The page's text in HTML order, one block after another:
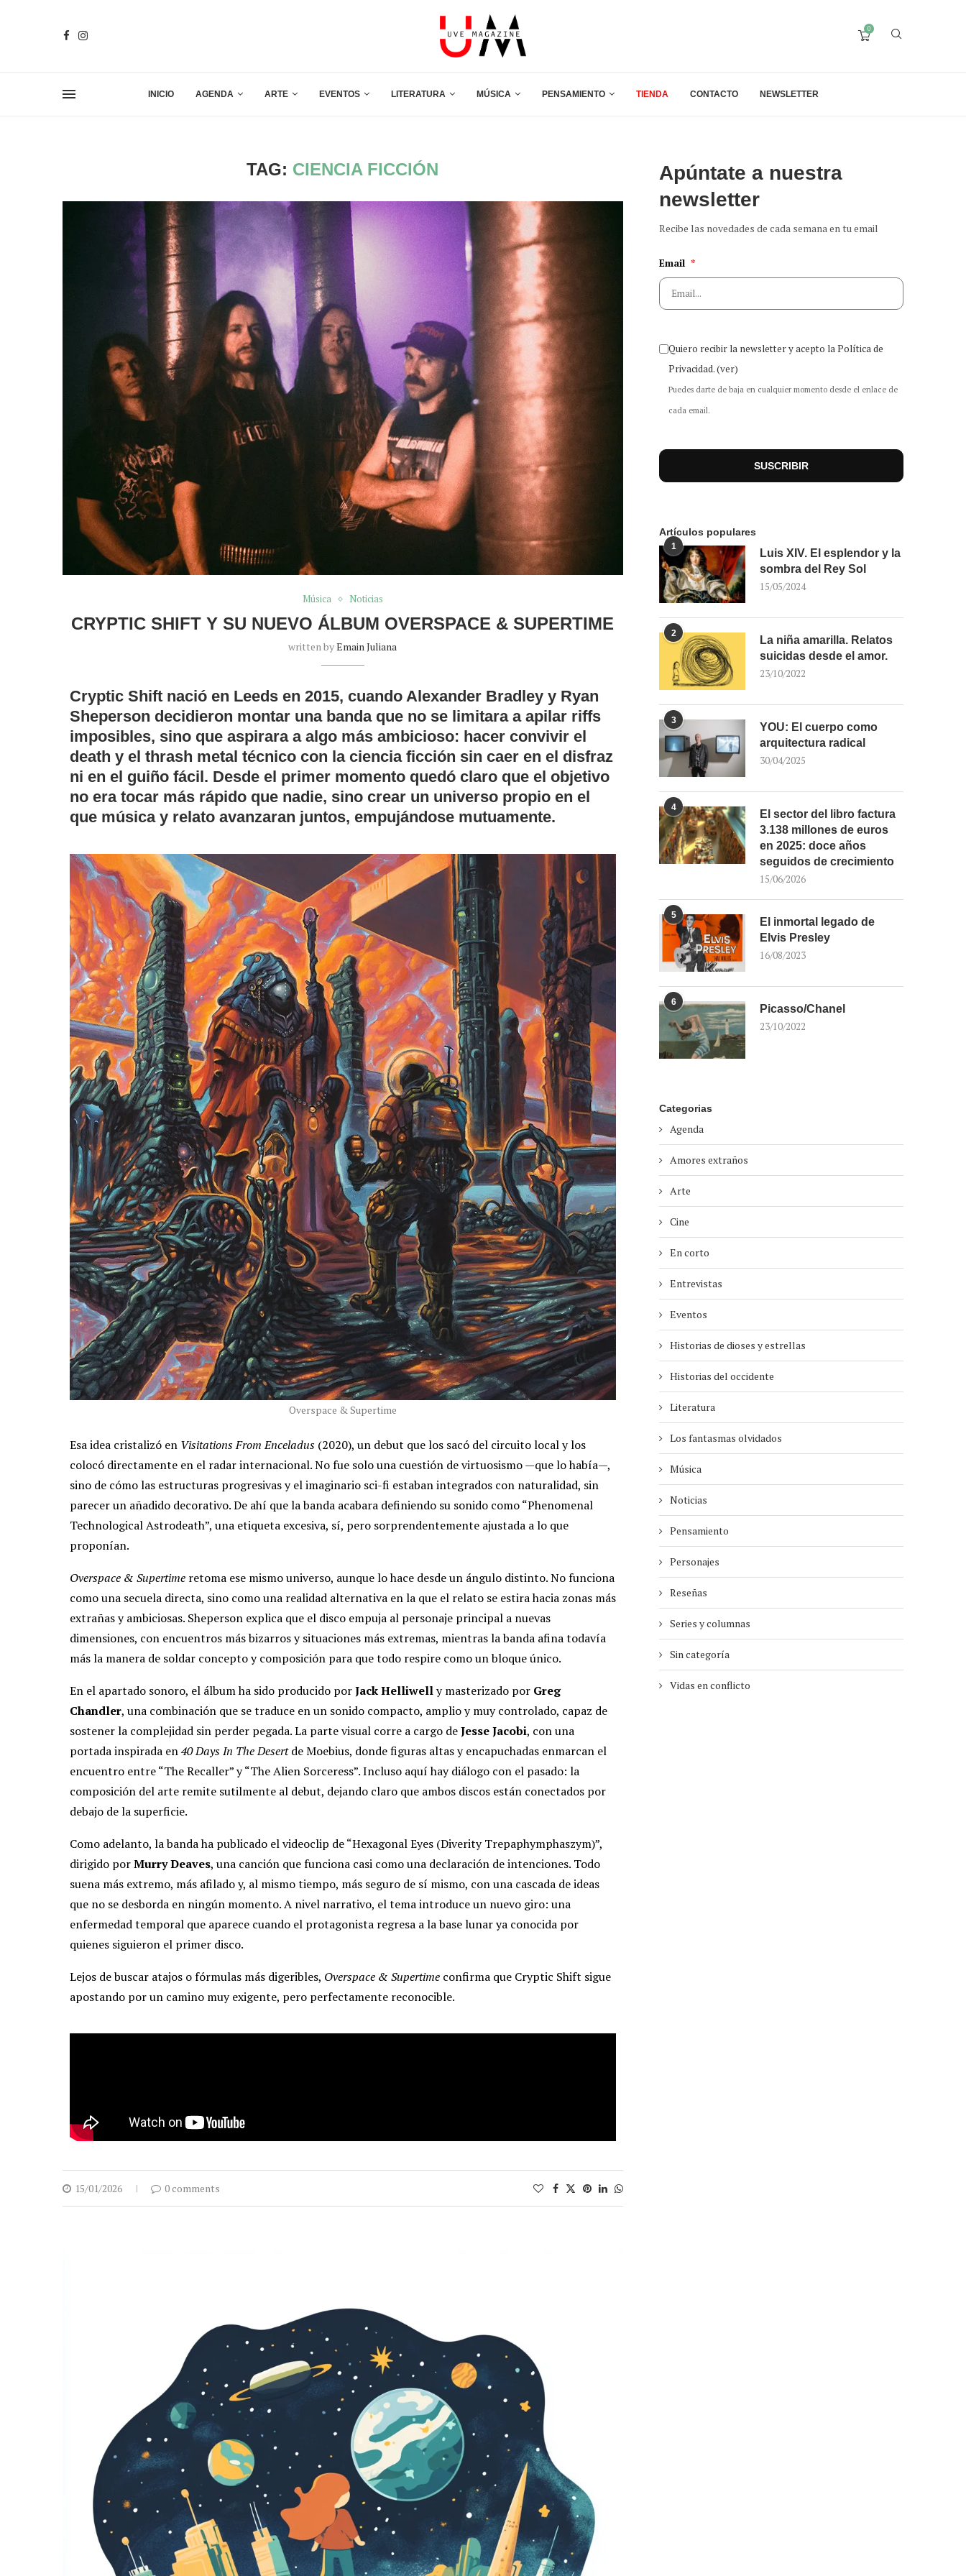
0
INICIO AGENDA ARTE EVENTOS LITERATURA MÚSICA PENSAMIENTO TIENDA CONTACTO NEWSLETTER
TAG: CIENCIA FICCIÓN
Música Noticias
CRYPTIC SHIFT Y SU NUEVO ÁLBUM OVERSPACE & SUPERTIME
written byEmain Juliana
Cryptic Shift nació en Leeds en 2015, cuando Alexander Bradley y Ryan
Sheperson decidieron montar una banda que no se limitara a apilar riffs
imposibles, sino que aspirara a algo más ambicioso: hacer convivir el
death y el thrash metal técnico con la ciencia ficción sin caer en el disfraz
ni en el guiño fácil. Desde el primer momento quedó claro que el objetivo
no era tocar más rápido que nadie, sino crear un universo propio en el
que música y relato avanzaran juntos, empujándose mutuamente.
Overspace & Supertime
Esa idea cristalizó en Visitations From Enceladus (2020), un debut que los sacó del circuito local y los
colocó directamente en el radar internacional. No fue solo una cuestión de virtuosismo —que lo había—,
sino de cómo las estructuras progresivas y el imaginario sci-fi estaban integrados con naturalidad, sin
parecer un añadido decorativo. De ahí que la banda acabara definiendo su sonido como “Phenomenal
Technological Astrodeath”, una etiqueta excesiva, sí, pero sorprendentemente ajustada a lo que
proponían.
Overspace & Supertime retoma ese mismo universo, aunque lo hace desde un ángulo distinto. No funciona
como una secuela directa, sino como una realidad alternativa en la que el relato se estira hacia zonas más
extrañas y ambiciosas. Sheperson explica que el disco empuja al personaje principal a nuevas
dimensiones, con encuentros más bizarros y situaciones más extremas, mientras la banda afina todavía
más la manera de soldar concepto y composición para que todo respire como un bloque único.
En el apartado sonoro, el álbum ha sido producido porJack Helliwelly masterizado por Greg
Chandler, una combinación que se traduce en un sonido compacto, amplio y muy controlado, capaz de
sostener la complejidad sin perder pegada. La parte visual corre a cargo deJesse Jacobi, con una
portada inspirada en40 Days In The Desertde Moebius, donde figuras altas y encapuchadas enmarcan el
encuentro entre “The Recaller” y “The Alien Sorceress”. Incluso aquí hay diálogo con el pasado: la
composición del arte remite sutilmente al debut, dejando claro que ambos discos están conectados por
debajo de la superficie.
Como adelanto, la banda ha publicado el videoclip de “Hexagonal Eyes (Diverity Trepaphymphaszym)”,
dirigido porMurry Deaves, una canción que funciona casi como una declaración de intenciones. Todo
suena más extremo, más afilado y, al mismo tiempo, más seguro de sí mismo, con una cascada de ideas
que no se desborda en ningún momento. A nivel narrativo, el tema introduce un nuevo giro: una
enfermedad temporal que aparece cuando el protagonista regresa a la base lunar ya conocida por
quienes siguieron el primer disco.
Lejos de buscar atajos o fórmulas más digeribles, Overspace & Supertime confirma que Cryptic Shift sigue
apostando por un camino muy exigente, pero perfectamente reconocible.
15/01/2026 0 comments
Apúntate a nuestra
newsletter
Recibe las novedades de cada semana en tu email
Email *
Quiero recibir la newsletter y acepto la Política de
Privacidad.(ver)
Puedes darte de baja en cualquier momento desde el enlace de
cada email.
Artículos populares
1
Luis XIV. El esplendor y la
sombra del Rey Sol
15/05/2024
2
La niña amarilla. Relatos
suicidas desde el amor.
23/10/2022
3
YOU: El cuerpo como
arquitectura radical
30/04/2025
4
El sector del libro factura
3.138 millones de euros
en 2025: doce años
seguidos de crecimiento
15/06/2026
5
El inmortal legado de
Elvis Presley
16/08/2023
6
Picasso/Chanel
23/10/2022
Categorias
Agenda
Amores extraños
Arte
Cine
En corto
Entrevistas
Eventos
Historias de dioses y estrellas
Historias del occidente
Literatura
Los fantasmas olvidados
Música
Noticias
Pensamiento
Personajes
Reseñas
Series y columnas
Sin categoría
Vidas en conflicto